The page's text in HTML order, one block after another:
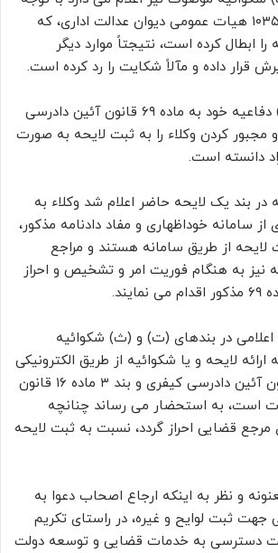
به دادنامه شماره ۱۰۳۵۴ هیات عمومی دیوان عدالت اداری، که
ابطال کرده است، نتیجتاً موارد دیگر
قرار داده و مآلاً شکایت را رد کرده است.
3. شاکی در بند (پ) دفاعیه خود به ماده ۶۹ قانون آئین دادرسی
مجبور کردن وکلاء را به ثبت لایحه به صورت
دانسته است.
در بند یک لایحه حاضر اعلام شد وکلاء به
از سامانه خوداظهاری و مفاد دادنامه مذکور،
از طریق سامانه هستند و مراجع
نیز به هنگام فوریت امر و تشخیص و احراز
در بندهای (ت) و (ث) شکوائیه
ارائه لایحه و یا شکوائیه از طریق الکترونیکی
مغایر با ماده ۴ قانون آئین دادرسی کیفری و بند ۳ ماده ۱۶ قانون
است، به استحضار می رساند چنانچه
قضایی احراز گردد، نسبت به ثبت لایحه
و نظر به اینکه ارجاع اصحاب دعوا به
ثبت لوایح و غیره، در راستای تکریم
دسترسی به خدمات قضایی و توسعه دولت